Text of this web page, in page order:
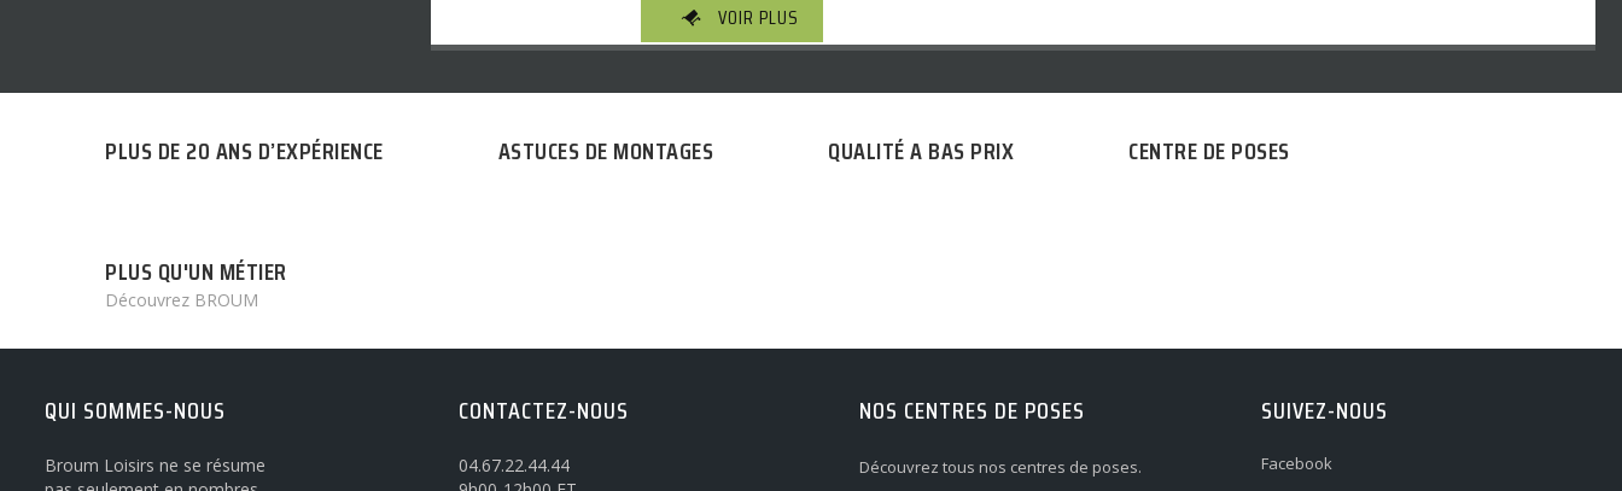
VOIR PLUS
PLUS DE 20 ANS D’EXPÉRIENCE ASTUCES DE MONTAGES QUALITÉ A BAS PRIX CENTRE DE POSES
PLUS QU'UN MÉTIER
Découvrez BROUM
QUI SOMMES-NOUS
Broum Loisirs ne se résume
CONTACTEZ-NOUS
04.67.22.44.44
NOS CENTRES DE POSES
Découvrez tous nos centres de poses.
SUIVEZ-NOUS
Facebook